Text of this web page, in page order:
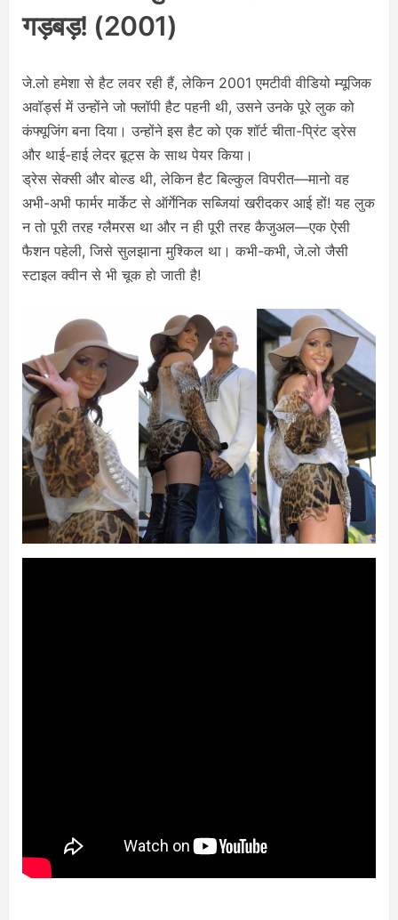
गड़बड़! (2001)
जे.लो हमेशा से हैट लवर रही हैं, लेकिन 2001 एमटीवी वीडियो म्यूजिक
अवॉर्ड्स में उन्होंने जो फ्लॉपी हैट पहनी थी, उसने उनके पूरे लुक को
कंफ्यूजिंग बना दिया। उन्होंने इस हैट को एक शॉर्ट चीता-प्रिंट ड्रेस
और थाई-हाई लेदर बूट्स के साथ पेयर किया।
ड्रेस सेक्सी और बोल्ड थी, लेकिन हैट बिल्कुल विपरीत—मानो वह
अभी-अभी फार्मर मार्केट से ऑर्गेनिक सब्जियां खरीदकर आई हों! यह लुक
न तो पूरी तरह ग्लैमरस था और न ही पूरी तरह कैजुअल—एक ऐसी
फैशन पहेली, जिसे सुलझाना मुश्किल था। कभी-कभी, जे.लो जैसी
स्टाइल क्वीन से भी चूक हो जाती है!